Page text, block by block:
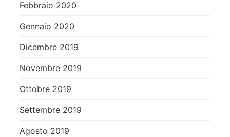
Febbraio 2020
Gennaio 2020
Dicembre 2019
Novembre 2019
Ottobre 2019
Settembre 2019
Agosto 2019